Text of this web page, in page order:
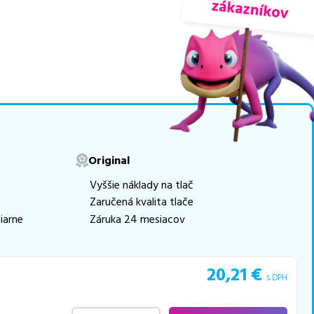
tlač.
v ponuke 1 ks tonerov,
pomohli vybrať toOriginal
Vyššie náklady na tlač
Zaručená kvalita tlače
Záruka 24 mesiacov
20,21 € s DPH